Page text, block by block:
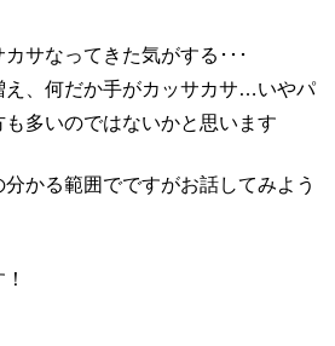
サなってきた気がする･･･
え、何だか手がカッサカサ…いやパ
多いのではないかと思います
かる範囲でですがお話してみよう